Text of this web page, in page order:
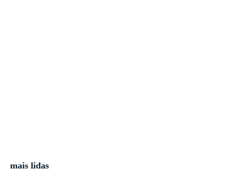
mais lidas